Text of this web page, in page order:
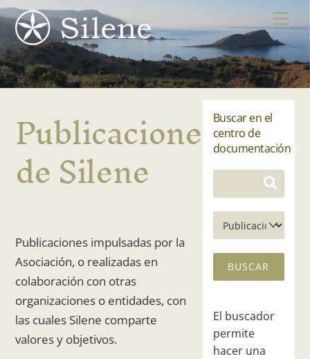
Skip
to
content
Publicaciones
de Silene
Publicaciones impulsadas por la
Asociación, o realizadas en
colaboración con otras
organizaciones o entidades, con
las cuales Silene comparte
valores y objetivos.
Buscar en el
centro de
documentación
El buscador
permite
hacer una